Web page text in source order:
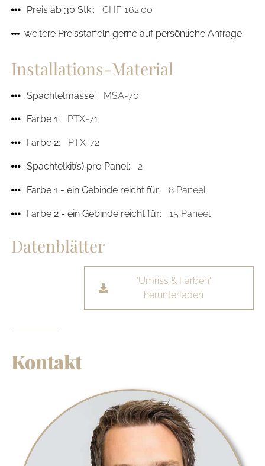
Preis ab 30 Stk.: CHF 162.00
weitere Preisstaffeln gerne auf persönliche Anfrage
Installations-Material
Spachtelmasse: MSA-70
Farbe 1: PTX-71
Farbe 2: PTX-72
Spachtelkit(s) pro Panel: 2
Farbe 1 - ein Gebinde reicht für: 8 Paneel
Farbe 2 - ein Gebinde reicht für: 15 Paneel
Datenblätter
"Umriss & Farben"
herunterladen
Kontakt